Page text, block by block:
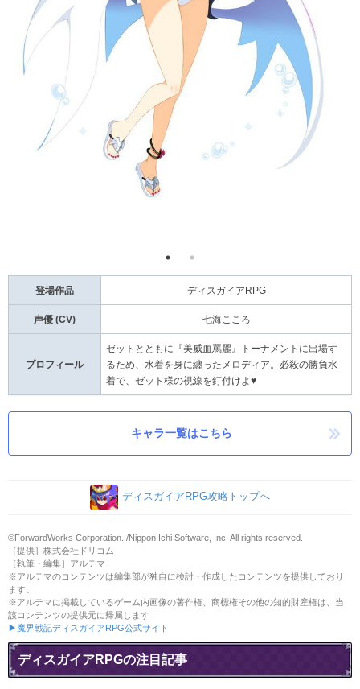
登場作品 ディスガイアRPG
声優 (CV) 七海こころ
プロフィール
ゼットとともに『美威血罵麗』トーナメントに出場す
るため、水着を身に纏ったメロディア。必殺の勝負水
着で、ゼット様の視線を釘付けよ♥
キャラ一覧はこちら
ディスガイアRPG攻略トップへ
©ForwardWorks Corporation. /Nippon Ichi Software, Inc. All rights reserved.
［提供］株式会社ドリコム
［執筆・編集］アルテマ
※アルテマのコンテンツは編集部が独自に検討・作成したコンテンツを提供しており
ます。
※アルテマに掲載しているゲーム内画像の著作権、商標権その他の知的財産権は、当
該コンテンツの提供元に帰属します
▶魔界戦記ディスガイアRPG公式サイト
ディスガイアRPGの注目記事